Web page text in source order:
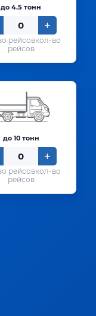
до 4.5 тонн
кол-во
рейсов
до 10 тонн
кол-во
рейсов